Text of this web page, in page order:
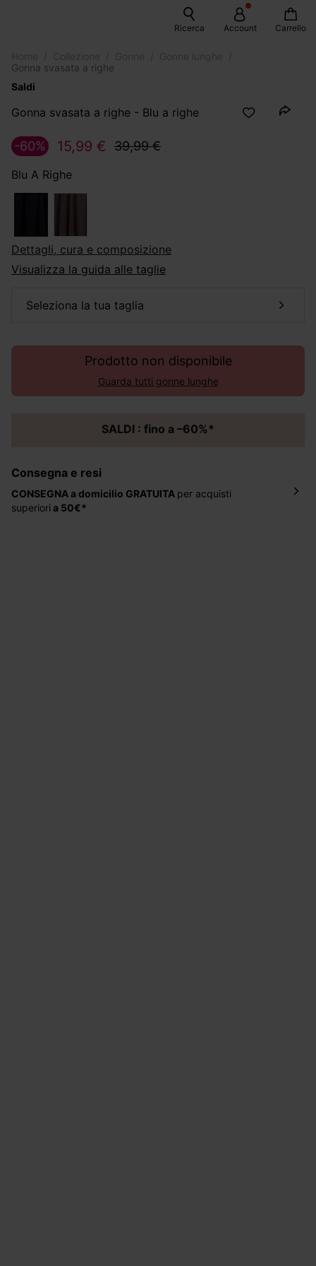
Ricerca Account Carrello
Gonna svasata a righe
Saldi
Gonna svasata a righe - Blu a righe
15,99 € 39,99 €
-60%
Blu A Righe
dettagli, cura e composizione
Visualizza la guida alle taglie
seleziona la tua taglia
Prodotto non disponibile
Guarda tutti gonne lunghe
SALDI : fino a –60%*
Consegna e resi
CONSEGNA a domicilio GRATUITA per acquisti
superiori a 50€*